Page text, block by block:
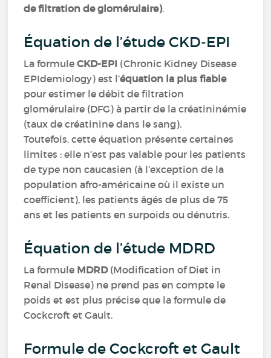
de filtration de glomérulaire).
Équation de l’étude CKD-EPI
La formuleCKD-EPI (Chronic Kidney Disease
EPIdemiology) est l’équation la plus fiable
pour estimer le débit de filtration
glomérulaire (DFG) à partir de la créatininémie
(taux de créatinine dans le sang).
Toutefois, cette équation présente certaines
limites : elle n’est pas valable pour les patients
de type non caucasien (à l’exception de la
population afro-américaine où il existe un
coefficient), les patients âgés de plus de 75
ans et les patients en surpoids ou dénutris.
Équation de l’étude MDRD
La formule MDRD(Modification of Diet in
Renal Disease) ne prend pas en compte le
poids et est plus précise que la formule de
Cockcroft et Gault.
Formule de Cockcroft et Gault